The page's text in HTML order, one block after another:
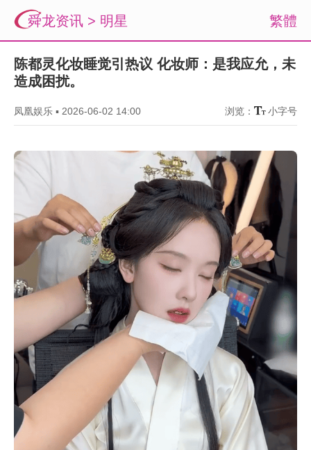
繁體
舜龙资讯 > 明星
陈都灵化妆睡觉引热议 化妆师：是我应允，未
造成困扰。
凤凰娱乐 ▪ 2026-06-02 14:00 浏览： 小字号